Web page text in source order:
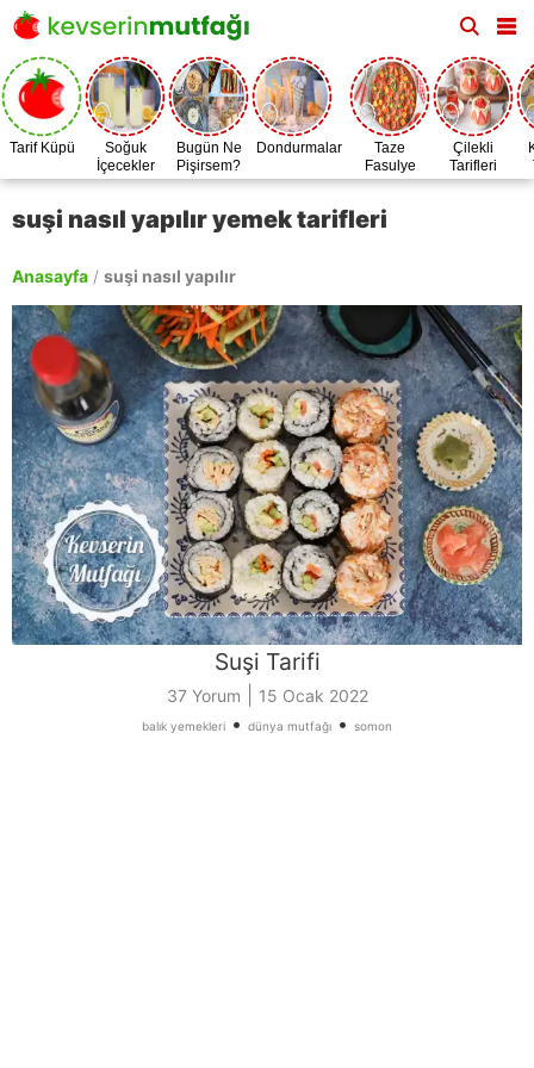
Tarif Küpü
Soğuk
İçecekler
Bugün Ne
Pişirsem?
Dondurmalar
Taze
Fasulye
Zamanı
Çilekli
Tarifleri
suşi nasıl yapılır yemek tarifleri
Anasayfa / suşi nasıl yapılır
Suşi Tarifi
37 Yorum 15 Ocak 2022
balık yemekleri • dünya mutfağı • somon